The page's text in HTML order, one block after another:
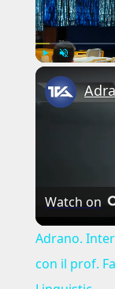
Watch on
Adrano.
con il prof.